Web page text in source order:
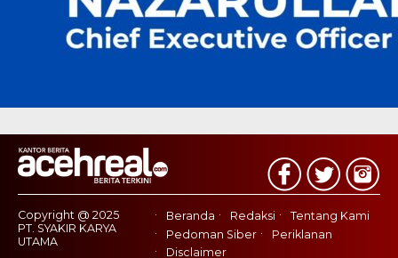
Copyright @ 2025
PT. SYAKIR KARYA
UTAMA
Beranda Redaksi
Tentang Kami
Pedoman Siber
Periklanan
Disclaimer